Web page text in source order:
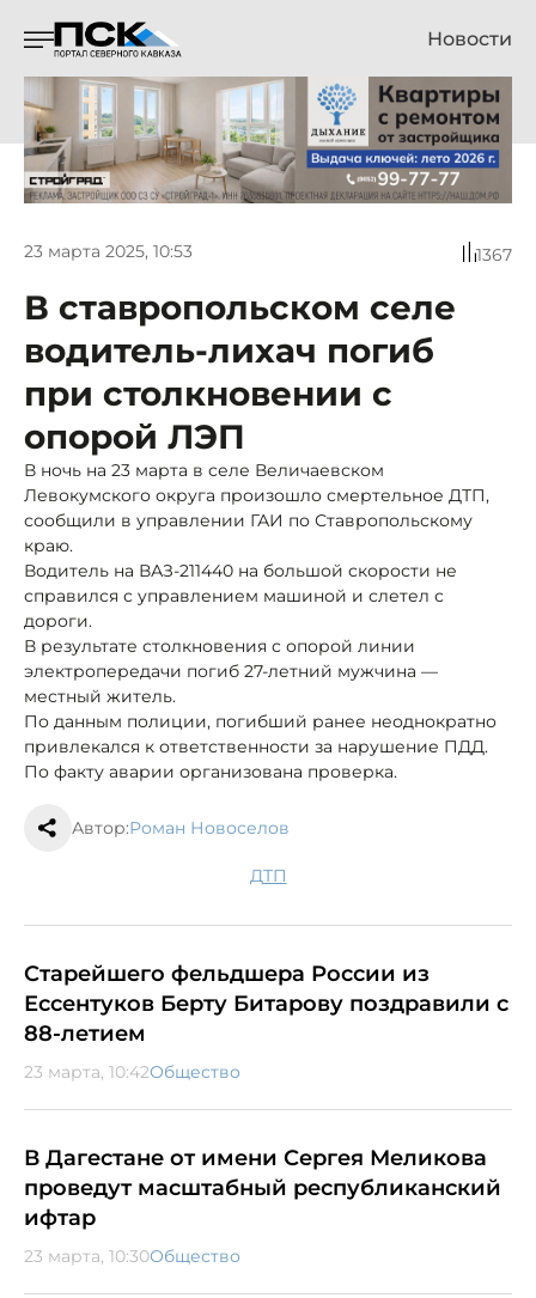
Новости
23 марта 2025, 10:53 1367
В ставропольском селе
водитель-лихач погиб
при столкновении с
опорой ЛЭП
В ночь на 23 марта в селе Величаевском
Левокумского округа произошло смертельное ДТП,
сообщили в управлении ГАИ по Ставропольскому
краю.
Водитель на ВАЗ-211440 на большой скорости не
справился с управлением машиной и слетел с
дороги.
В результате столкновения с опорой линии
электропередачи погиб 27-летний мужчина —
местный житель.
По данным полиции, погибший ранее неоднократно
привлекался к ответственности за нарушение ПДД.
По факту аварии организована проверка.
Автор:Роман Новоселов
ДТП
Старейшего фельдшера России из
Ессентуков Берту Битарову поздравили с
88-летием
23 марта, 10:42Общество
В Дагестане от имени Сергея Меликова
проведут масштабный республиканский
ифтар
23 марта, 10:30Общество